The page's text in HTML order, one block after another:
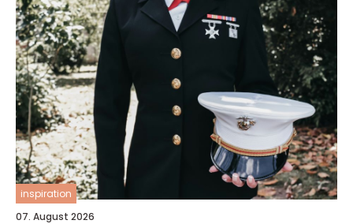
inspiration
07. August 2026